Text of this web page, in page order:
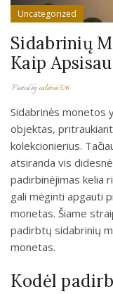
Uncategorized
Sidabrinių
Kaip
Posted byvaldrok576
Sidabrinės monetos
objektas,
kolekcionierius.
atsiranda vis
padirbinėjimas kelia
gali mėginti apgauti
monetas. Šiame
padirbtų sidabrinių
monetas.
Kodėl